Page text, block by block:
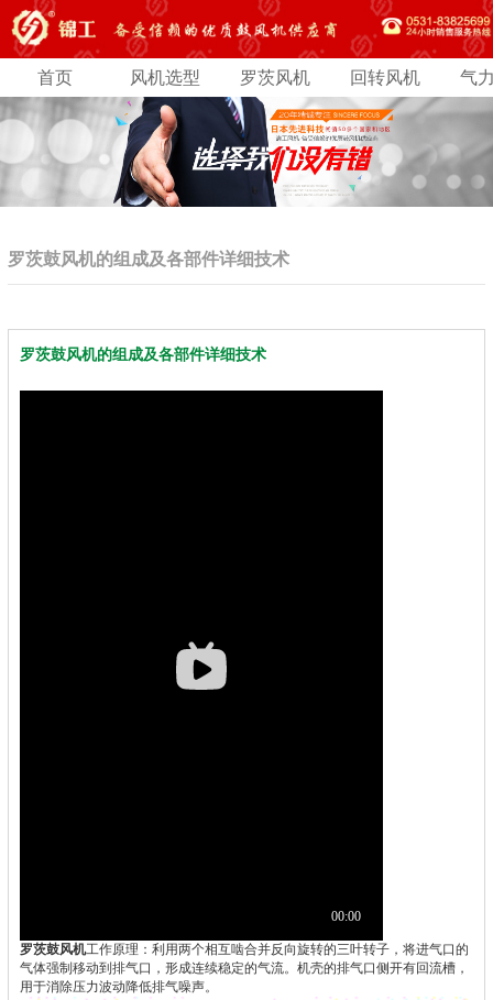
首页 风机选型 罗茨风机 回转风机 气
罗茨鼓风机的组成及各部件详细技术
罗茨鼓风机的组成及各部件详细技术
罗茨鼓风机工作原理：利用两个相互啮合并反向旋转的三叶转子，将进气口的
气体强制移动到排气口，形成连续稳定的气流。机壳的排气口侧开有回流槽，
用于消除压力波动降低排气噪声。